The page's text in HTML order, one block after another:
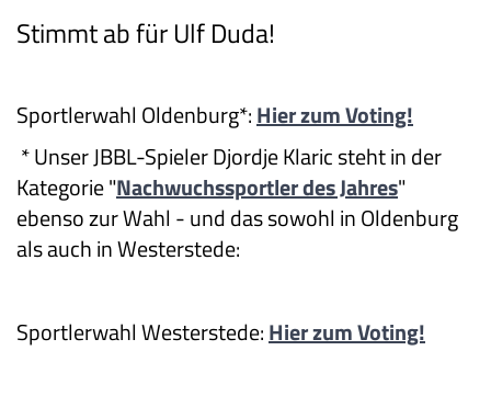
Stimmt ab für Ulf Duda!
Sportlerwahl Oldenburg*:Hier zum Voting!
* Unser JBBL-Spieler Djordje Klaric steht in der
Kategorie "Nachwuchssportler des Jahres"
ebenso zur Wahl - und das sowohl in Oldenburg
als auch in Westerstede:
Sportlerwahl Westerstede:Hier zum Voting!